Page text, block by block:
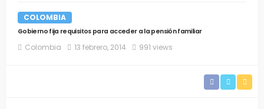
COLOMBIA
Gobierno fija requisitos para acceder a la pensión familiar
Colombia 13 febrero, 2014 991 views